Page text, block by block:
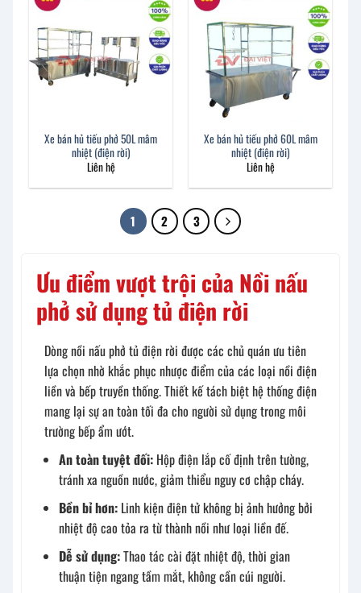
Xe bán hủ tiếu phở 50L mâm
nhiệt (điện rời)
Liên hệ
Xe bán hủ tiếu phở 60L mâm
nhiệt (điện rời)
Liên hệ
1 2 3
Ưu điểm vượt trội của Nồi nấu
phở sử dụng tủ điện rời
Dòng nồi nấu phở tủ điện rời được các chủ quán ưu tiên
lựa chọn nhờ khắc phục nhược điểm của các loại nồi điện
liền và bếp truyền thống. Thiết kế tách biệt hệ thống điện
mang lại sự an toàn tối đa cho người sử dụng trong môi
trường bếp ẩm ướt.
An toàn tuyệt đối: Hộp điện lắp cố định trên tường,
tránh xa nguồn nước, giảm thiểu nguy cơ chập cháy.
Bền bỉ hơn: Linh kiện điện tử không bị ảnh hưởng bởi
nhiệt độ cao tỏa ra từ thành nồi như loại liền đế.
Dễ sử dụng:Thao tác cài đặt nhiệt độ, thời gian
thuận tiện ngang tầm mắt, không cần cúi người.